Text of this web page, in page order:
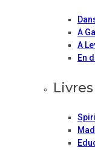
A
A
En